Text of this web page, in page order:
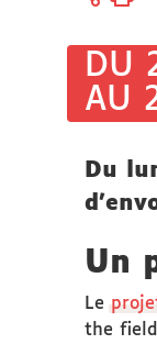
DU
AU
Du
Un
Le
the